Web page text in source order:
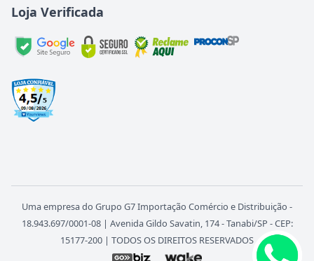
Loja Verificada
Uma empresa do Grupo G7 Importação Comércio e Distribuição -
18.943.697/0001-08 | Avenida Gildo Savatin, 174 - Tanabi/SP - CEP:
15177-200 | TODOS OS DIREITOS RESERVADOS